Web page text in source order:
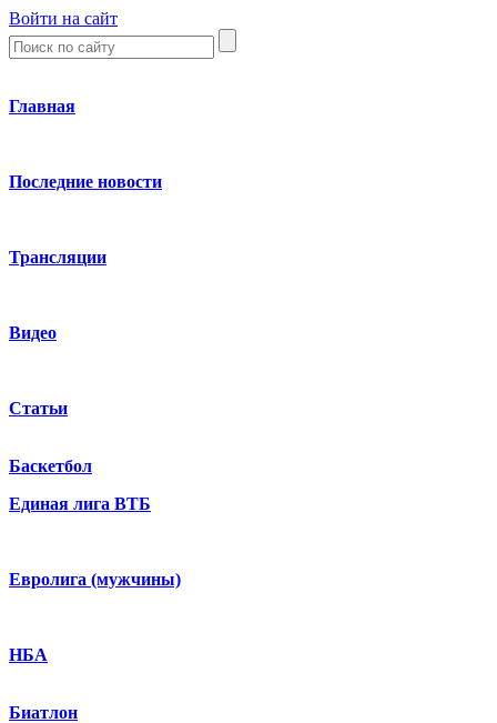
Войти на сайт
Главная
Последние новости
Трансляции
Видео
Статьи
Баскетбол
Единая лига ВТБ
Евролига (мужчины)
НБА
Биатлон